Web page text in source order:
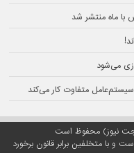
ماه منتشر شد
می‌شود
متفاوت کار می‌کند
و با متخلفین برابر قانون برخورد